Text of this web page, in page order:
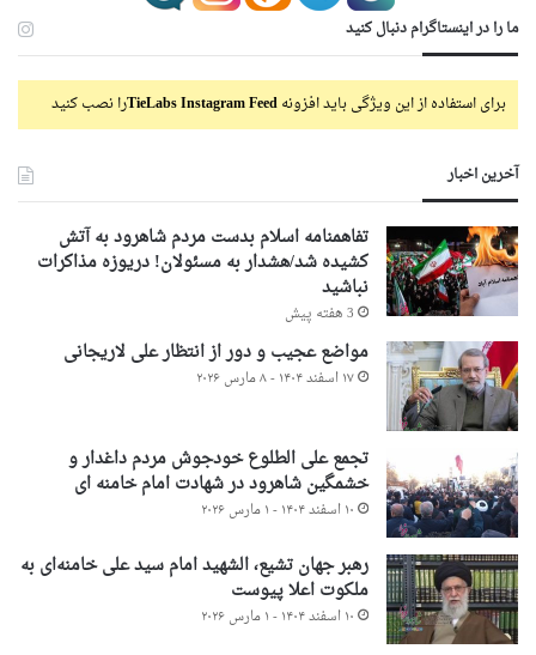
ما را در اینستاگرام دنبال کنید
برای استفاده از این ویژگی باید افزونهTieLabs Instagram Feedرا نصب کنید
آخرین اخبار
تفاهمنامه اسلام بدست مردم شاهرود به آتش
کشیده شد/هشدار به مسئولان! دریوزه مذاکرات
نباشید
3 هفته پیش
مواضع عجیب و دور از انتظار علی لاریجانی
۱۷ اسفند ۱۴۰۴ - ۸ مارس ۲۰۲۶
تجمع علی الطلوع خودجوش مردم داغدار و
خشمگین شاهرود در شهادت امام خامنه ای
۱۰ اسفند ۱۴۰۴ - ۱ مارس ۲۰۲۶
رهبر جهان تشیع، الشهید امام سید علی خامنه‌ای به
ملکوت اعلا پیوست
۱۰ اسفند ۱۴۰۴ - ۱ مارس ۲۰۲۶